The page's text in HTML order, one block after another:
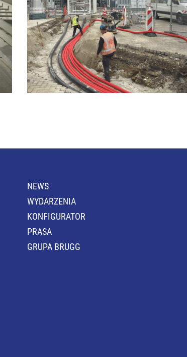
NEWS
WYDARZENIA
KONFIGURATOR
PRASA
GRUPA BRUGG